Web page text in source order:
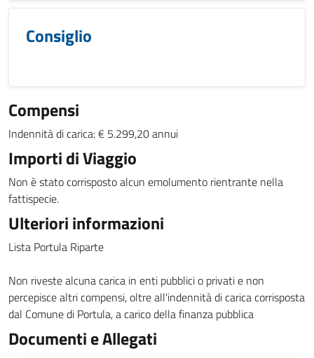
Consiglio
Compensi
Indennità di carica: € 5.299,20 annui
Importi di Viaggio
Non è stato corrisposto alcun emolumento rientrante nella
fattispecie.
Ulteriori informazioni
Lista Portula Riparte
Non riveste alcuna carica in enti pubblici o privati e non
percepisce altri compensi, oltre all'indennità di carica corrisposta
dal Comune di Portula, a carico della finanza pubblica
Documenti e Allegati